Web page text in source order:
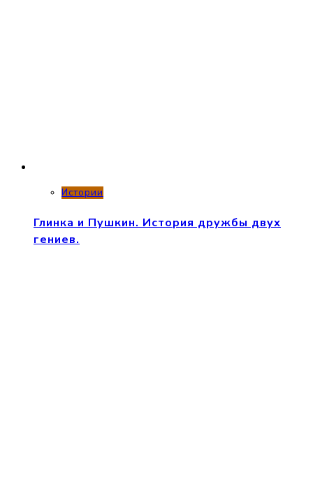
Истории
Глинка и Пушкин. История дружбы двух
гениев.